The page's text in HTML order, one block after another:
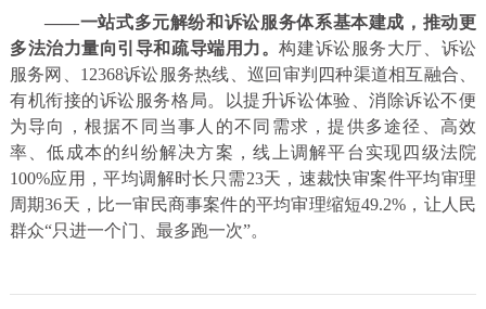
——一站式多元解纷和诉讼服务体系基本建成，推动更
多法治力量向引导和疏导端用力。构建诉讼服务大厅、诉讼
服务网、12368诉讼服务热线、巡回审判四种渠道相互融合、
有机衔接的诉讼服务格局。以提升诉讼体验、消除诉讼不便
为导向，根据不同当事人的不同需求，提供多途径、高效
率、低成本的纠纷解决方案，线上调解平台实现四级法院
100%应用，平均调解时长只需23天，速裁快审案件平均审理
周期36天，比一审民商事案件的平均审理缩短49.2%，让人民
群众“只进一个门、最多跑一次”。